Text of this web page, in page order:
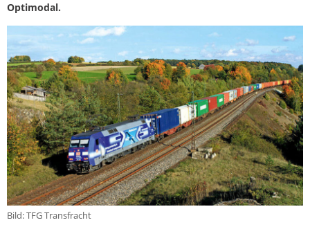
Optimodal.
Bild: TFG Transfracht